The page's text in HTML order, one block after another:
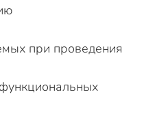
при проведения